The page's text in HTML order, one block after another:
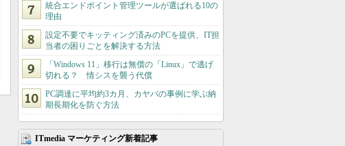
統合エンドポイント管理ツールが選ばれる10の
理由
設定不要でキッティング済みのPCを提供、IT担
当者の困りごとを解決する方法
「Windows 11」移行は無償の「Linux」で逃げ
切れる？ 情シスを襲う代償
PC調達に平均約3カ月、カヤバの事例に学ぶ納
期長期化を防ぐ方法
ITmedia マーケティング新着記事